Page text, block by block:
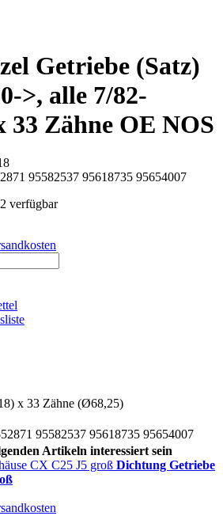
Getriebe (Satz)
>, alle 7/82-
33 Zähne OE NOS
95582537 95618735 95654007
verfügbar
x 33 Zähne (Ø68,25)
95582537 95618735 95654007
Artikeln interessiert sein
Dichtung Getriebe